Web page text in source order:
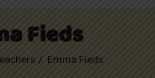
Fieds
Emma Fieds